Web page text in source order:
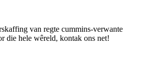
van regte cummins-verwante
die hele wêreld, kontak ons ​​net!